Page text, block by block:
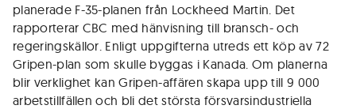
planerade F-35-planen från Lockheed Martin. Det
rapporterar CBC med hänvisning till bransch- och
regeringskällor. Enligt uppgifterna utreds ett köp av 72
Gripen-plan som skulle byggas i Kanada. Om planerna
blir verklighet kan Gripen-affären skapa upp till 9 000
arbetstillfällen och bli det största försvarsindustriella